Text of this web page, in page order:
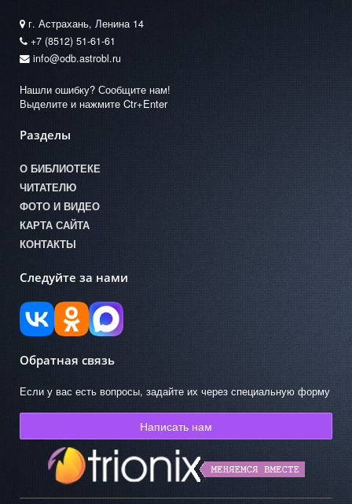
г. Астрахань, Ленина 14
+7 (8512) 51-61-61
info@odb.astrobl.ru
Нашли ошибку? Сообщите нам!
Выделите и нажмите Ctr+Enter
Разделы
О БИБЛИОТЕКЕ
ЧИТАТЕЛЮ
ФОТО И ВИДЕО
КАРТА САЙТА
КОНТАКТЫ
Следуйте за нами
Обратная связь
Если у вас есть вопросы, задайте их через специальную форму
Написать нам